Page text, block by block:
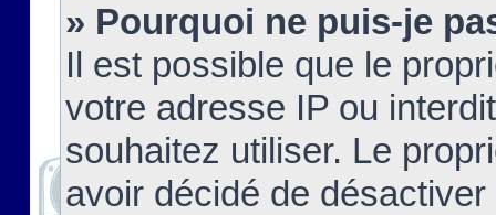
» Pourquoi ne puis-je
Il est possible que le
votre adresse IP ou
souhaitez utiliser. Le
avoir décidé de